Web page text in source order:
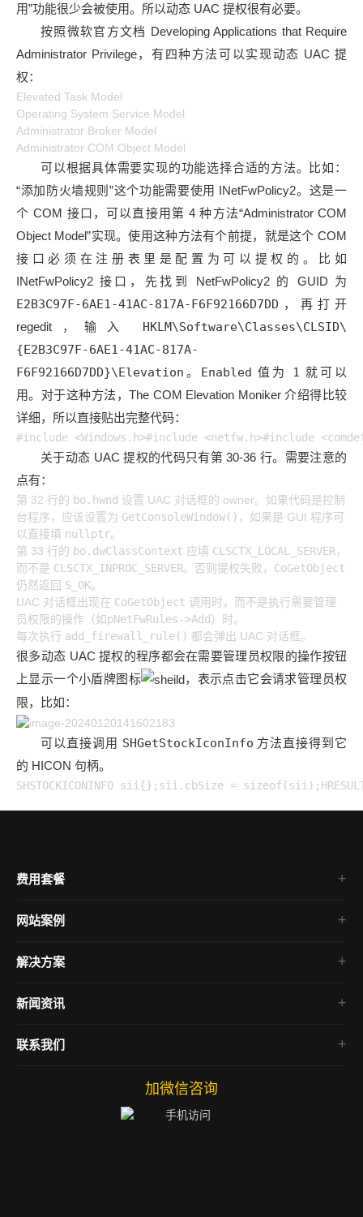
用”功能很少会被使用。所以动态 UAC 提权很有必要。
按照微软官方文档 Developing Applications that Require
Administrator Privilege，有四种方法可以实现动态 UAC 提
权：
Elevated Task Model
Operating System Service Model
Administrator Broker Model
Administrator COM Object Model
可以根据具体需要实现的功能选择合适的方法。比如：
“添加防火墙规则”这个功能需要使用 INetFwPolicy2。这是一
个 COM 接口，可以直接用第 4 种方法“Administrator COM
Object Model”实现。使用这种方法有个前提，就是这个 COM
接口必须在注册表里是配置为可以提权的。比如
INetFwPolicy2 接口，先找到 NetFwPolicy2 的 GUID 为
E2B3C97F-6AE1-41AC-817A-F6F92166D7DD ，再打开
regedit，输入 HKLM\Software\Classes\CLSID\
{E2B3C97F-6AE1-41AC-817A-
F6F92166D7DD}\Elevation 。 Enabled 值为 1 就可以
用。对于这种方法，The COM Elevation Moniker 介绍得比较
详细，所以直接贴出完整代码：
#include <Windows.h>#include <netfw.h>#include
关于动态 UAC 提权的代码只有第 30-36 行。需要注意的
点有：
第 32 行的 bo.hwnd 设置 UAC 对话框的 owner。如果代码是控制
台程序，应该设置为 GetConsoleWindow() ，如果是 GUI 程序可
以直接填 nullptr。
第 33 行的 bo.dwClassContext 应填 CLSCTX_LOCAL_SERVER，
而不是 CLSCTX_INPROC_SERVER。否则提权失败， CoGetObject
仍然返回 S_OK。
UAC 对话框出现在 CoGetObject 调用时，而不是执行需要管理
员权限的操作（如pNetFwRules->Add）时。
每次执行 add_firewall_rule() 都会弹出 UAC 对话框。
很多动态 UAC 提权的程序都会在需要管理员权限的操作按钮
上显示一个小盾牌图标
，表示点击它会请求管理员权
限，比如：
可以直接调用 SHGetStockIconInfo 方法直接得到它
的 HICON 句柄。
SHSTOCKICONINFO sii{};sii.cbSize =
费用套餐
人才招聘
网站案例
网站定制案例
解决方案
新闻资讯
联系我们
加微信咨询